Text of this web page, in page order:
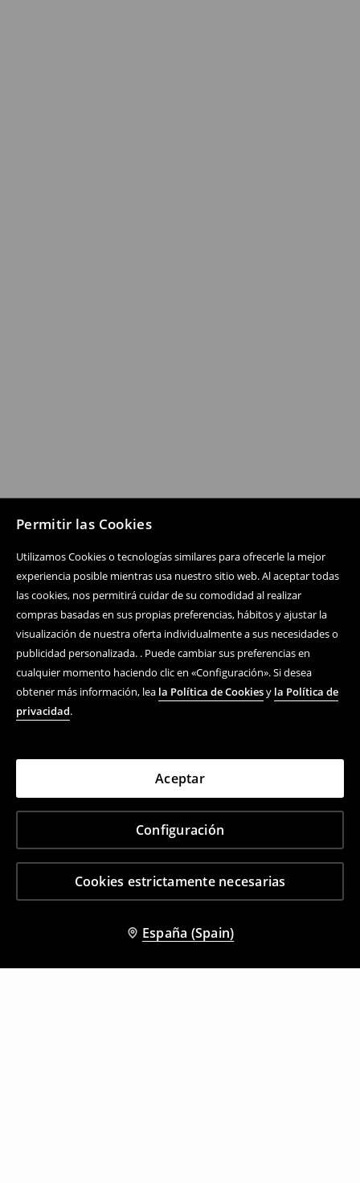
Permitir las Cookies
Utilizamos Cookies o tecnologías similares para ofrecerle la mejor
experiencia posible mientras usa nuestro sitio web. Al aceptar todas
las cookies, nos permitirá cuidar de su comodidad al realizar
compras basadas en sus propias preferencias, hábitos y ajustar la
visualización de nuestra oferta individualmente a sus necesidades o
publicidad personalizada. . Puede cambiar sus preferencias en
cualquier momento haciendo clic en «Configuración». Si desea
obtener más información, lea la Política de Cookiesy la Política de
privacidad.
Cookies estrictamente necesarias
Configuración
Aceptar
España (Spain)